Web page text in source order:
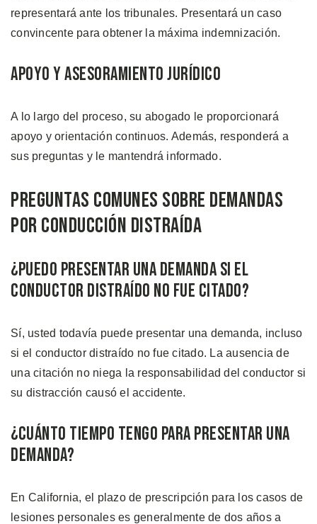
representará ante los tribunales. Presentará un caso
convincente para obtener la máxima indemnización.
Apoyo y Asesoramiento Jurídico
A lo largo del proceso, su abogado le proporcionará
apoyo y orientación continuos. Además, responderá a
sus preguntas y le mantendrá informado.
Preguntas Comunes Sobre Demandas
por Conducción Distraída
¿Puedo Presentar una Demanda si el
Conductor Distraído no fue Citado?
Sí, usted todavía puede presentar una demanda, incluso
si el conductor distraído no fue citado. La ausencia de
una citación no niega la responsabilidad del conductor si
su distracción causó el accidente.
¿Cuánto Tiempo Tengo Para Presentar Una
Demanda?
En California, el plazo de prescripción para los casos de
lesiones personales es generalmente de dos años a